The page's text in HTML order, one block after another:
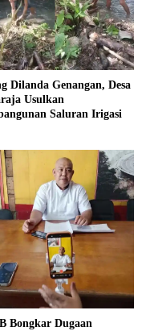
Dilanda Genangan, Desa
Usulkan
Saluran Irigasi
Bongkar Dugaan